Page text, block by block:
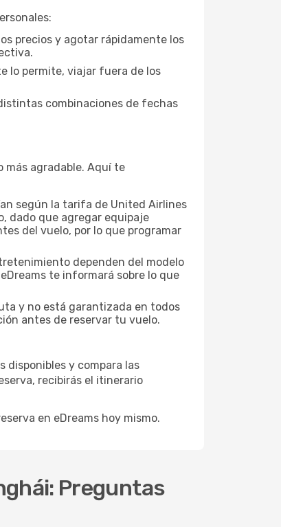
precios y agotar rápidamente los
lo permite, viajar fuera de los
combinaciones de fechas
más agradable. Aquí te
según la tarifa de United Airlines
dado que agregar equipaje
del vuelo, por lo que programar
dependen del modelo
te informará sobre lo que
y no está garantizada en todos
antes de reservar tu vuelo.
disponibles y compara las
recibirás el itinerario
en eDreams hoy mismo.
Preguntas